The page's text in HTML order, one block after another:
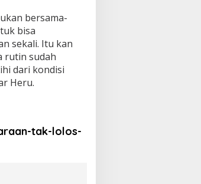
bersama-
bisa
sekali. Itu kan
rutin sudah
dari kondisi
Heru.
tak-lolos-